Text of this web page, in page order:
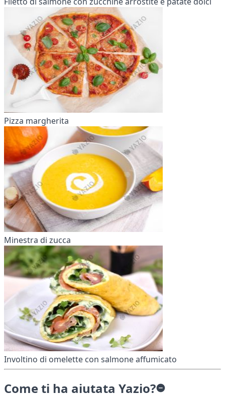
Pizza margherita
Minestra di zucca
Involtino di omelette con salmone affumicato
Come ti ha aiutata Yazio?